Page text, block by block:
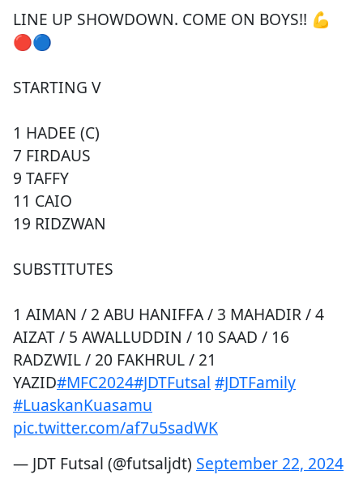
LINE UP SHOWDOWN. COME ON BOYS!! 💪
🔴🔵
STARTING V
1 HADEE (C)
7 FIRDAUS
9 TAFFY
11 CAIO
19 RIDZWAN
SUBSTITUTES
1 AIMAN / 2 ABU HANIFFA / 3 MAHADIR / 4
AIZAT / 5 AWALLUDDIN / 10 SAAD / 16
RADZWIL / 20 FAKHRUL / 21
YAZID#MFC2024#JDTFutsal #JDTFamily
#LuaskanKuasamu
pic.twitter.com/af7u5sadWK
— JDT Futsal (@futsaljdt) September 22, 2024